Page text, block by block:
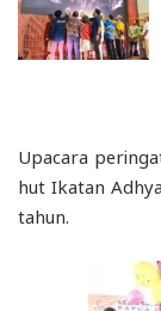
Upacara
hut Ikatan
tahun.